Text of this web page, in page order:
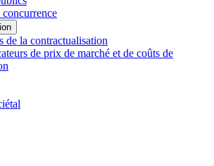
de la contractualisation
de prix de marché et de coûts de